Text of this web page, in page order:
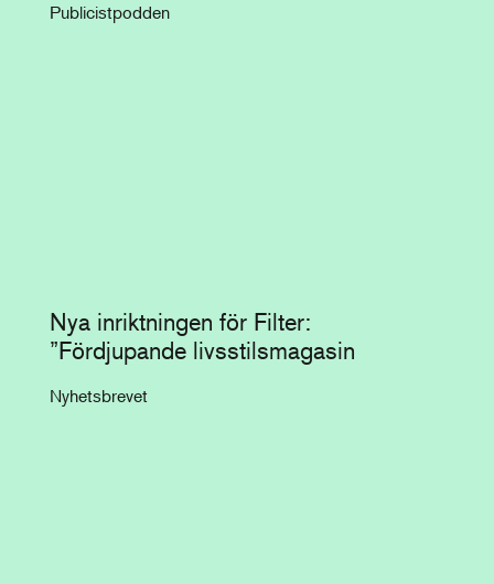
Publicistpodden
Nya inriktningen för Filter:
”Fördjupande livsstilsmagasin
Nyhetsbrevet